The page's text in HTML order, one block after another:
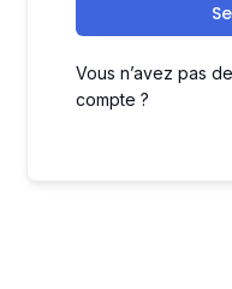
Vous n’avez pas de
compte ?